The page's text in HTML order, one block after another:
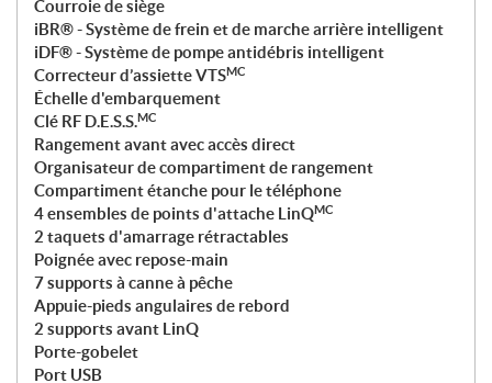
Courroie de siège
iBR® - Système de frein et de marche arrière intelligent
iDF® - Système de pompe antidébris intelligent
Correcteur d’assiette VTSMC
Échelle d'embarquement
Clé RF D.E.S.S.MC
Rangement avant avec accès direct
Organisateur de compartiment de rangement
Compartiment étanche pour le téléphone
4 ensembles de points d'attache LinQMC
2 taquets d'amarrage rétractables
Poignée avec repose-main
7 supports à canne à pêche
Appuie-pieds angulaires de rebord
2 supports avant LinQ
Porte-gobelet
Port USB